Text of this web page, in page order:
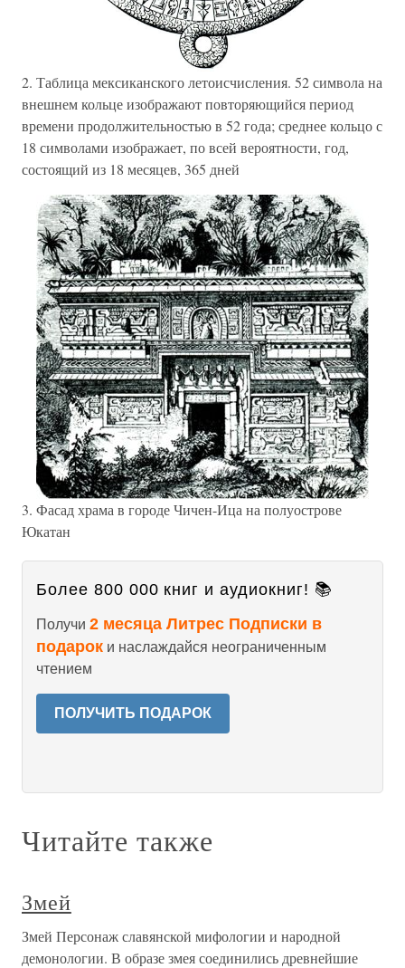
2. Таблица мексиканского летоисчисления. 52 символа на
внешнем кольце изображают повторяющийся период
времени продолжительностью в 52 года; среднее кольцо с
18 символами изображает, по всей вероятности, год,
состоящий из 18 месяцев, 365 дней
3. Фасад храма в городе Чичен-Ица на полуострове
Юкатан
Более 800 000 книг и аудиокниг! 📚
Получи 2 месяца Литрес Подписки в
подарок и наслаждайся неограниченным
чтением
ПОЛУЧИТЬ ПОДАРОК
Читайте также
Змей
Змей Персонаж славянской мифологии и народной
демонологии. В образе змея соединились древнейшие